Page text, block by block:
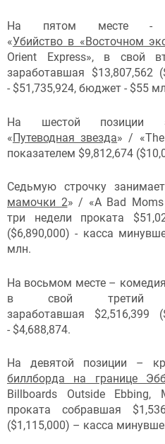
На пятом месте -
«Убийство в «Восточном
Orient Express», в свой
заработавшая $13,807,562
- $51,735,924, бюджет - $55
На шестой позиции
«Путеводная звезда» /
показателем $9,812,674
Седьмую строчку
мамочки 2» / «A Bad Moms
три недели проката
($6,890,000) - касса
млн.
На восьмом месте –
в свой третий
заработавшая $2,516,399
- $4,688,874.
На девятой позиции –
биллборда на границе
Billboards Outside Ebbing,
проката собравшая
($1,115,000) – касса